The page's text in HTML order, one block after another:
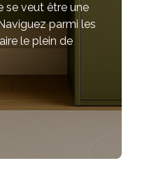
se veut être une
parmi les
le plein de